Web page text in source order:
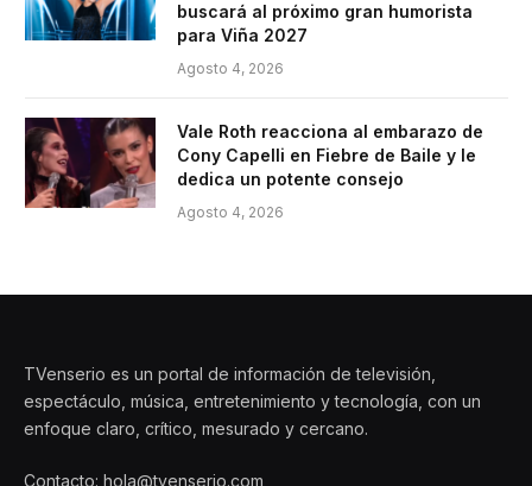
buscará al próximo gran humorista
para Viña 2027
Agosto 4, 2026
Vale Roth reacciona al embarazo de
Cony Capelli en Fiebre de Baile y le
dedica un potente consejo
Agosto 4, 2026
TVenserio es un portal de información de televisión,
espectáculo, música, entretenimiento y tecnología, con un
enfoque claro, crítico, mesurado y cercano.
Contacto: hola@tvenserio.com